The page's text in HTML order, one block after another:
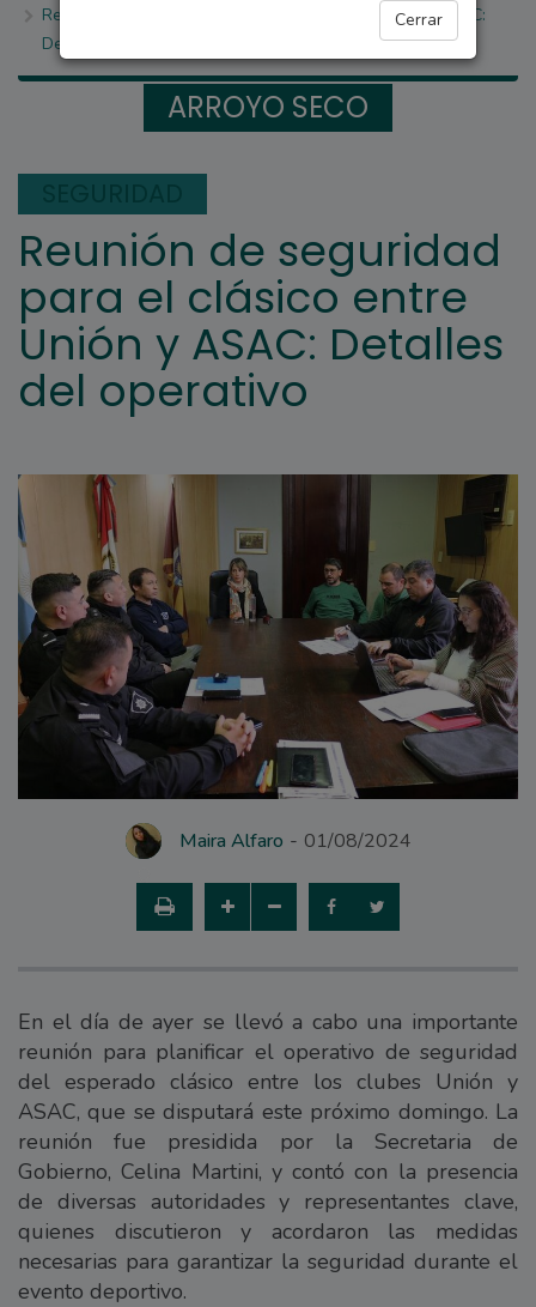
Cerrar
Reunión de seguridad para el clásico entre Unión y ASAC:
Detalles del operativo
ARROYO SECO
Reunión de seguridad
para el clásico entre
Unión y ASAC: Detalles
del operativo
Maira Alfaro 01/08/2024
En el día de ayer se llevó a cabo una importante
reunión para planificar el operativo de seguridad
del esperado clásico entre los clubes Unión y
ASAC, que se disputará este próximo domingo. La
reunión fue presidida por la Secretaria de
Gobierno, Celina Martini, y contó con la presencia
de diversas autoridades y representantes clave,
quienes discutieron y acordaron las medidas
necesarias para garantizar la seguridad durante el
evento deportivo.